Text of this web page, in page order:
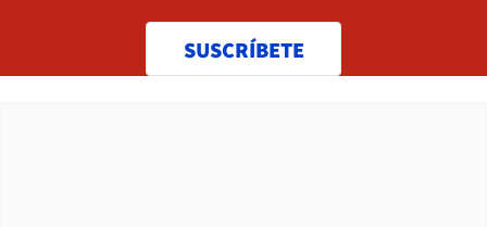
SUSCRÍBETE